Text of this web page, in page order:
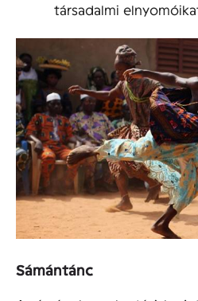
társadalmi
Sámántánc